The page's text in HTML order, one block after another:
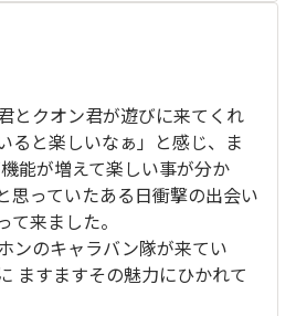
とクオン君が遊びに来てくれ
ると楽しいなぁ」と感じ、ま
能が増えて楽しい事が分か
思っていたある日衝撃の出会い
来ました。
ンのキャラバン隊が来てい
ますますその魅力にひかれて